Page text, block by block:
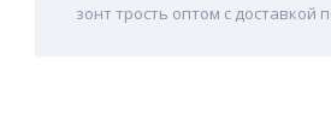
зонт трость оптом с доставкой